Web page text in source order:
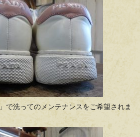
で洗ってのメンテナンスをご希望されま